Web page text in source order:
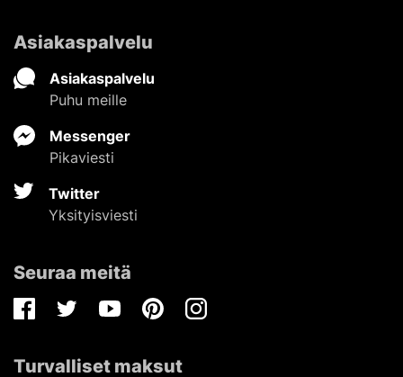
Asiakaspalvelu
Asiakaspalvelu
Puhu meille
Messenger
Pikaviesti
Twitter
Yksityisviesti
Seuraa meitä
FacebookTwitterYoutubePinterestInstagram
Turvalliset maksut